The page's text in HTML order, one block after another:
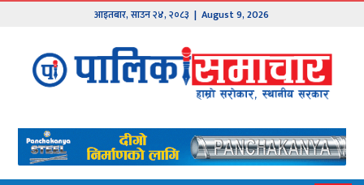
आइतबार,साउन२४,२०८३ | August 9, 2026
मुख्य
समाचार
हाम्रो
पालिका